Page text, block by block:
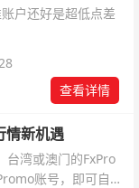
户还好是超低点差
查看详情
情新机遇
台湾或澳门的FxPro
账号，即可自动